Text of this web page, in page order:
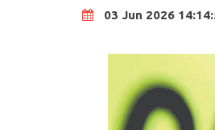
03 Jun 2026